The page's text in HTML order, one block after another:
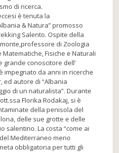
di ricerca.
si è tenuta la
& Natura”promosso
Salento. Ospite della
professore di Zoologia
Fisiche e Naturali
grande conoscitore dell’
impegnato da anni in ricerche
ed autore di “Albania
di un naturalista”. Durante
Florika Rodakaj, si è
della penisola del
delle sue grotte e delle
salentino. La costa “come ai
Mediterraneo meno
obbligatoria per tutti gli